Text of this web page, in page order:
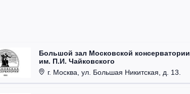
Большой зал Московской консерватории
им. П.И. Чайковского
г. Москва, ул. Большая Никитская, д. 13.